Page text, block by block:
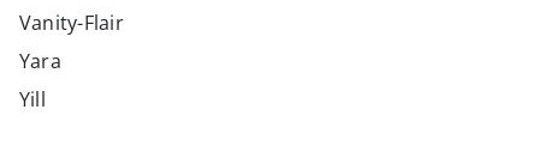
Vanity-Flair
Yara
Yill